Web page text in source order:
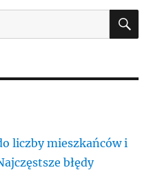
liczby mieszkańców i
błędy